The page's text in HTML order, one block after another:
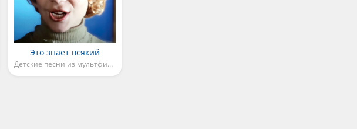
Это знает всякий
Детские песни из мультфильмов